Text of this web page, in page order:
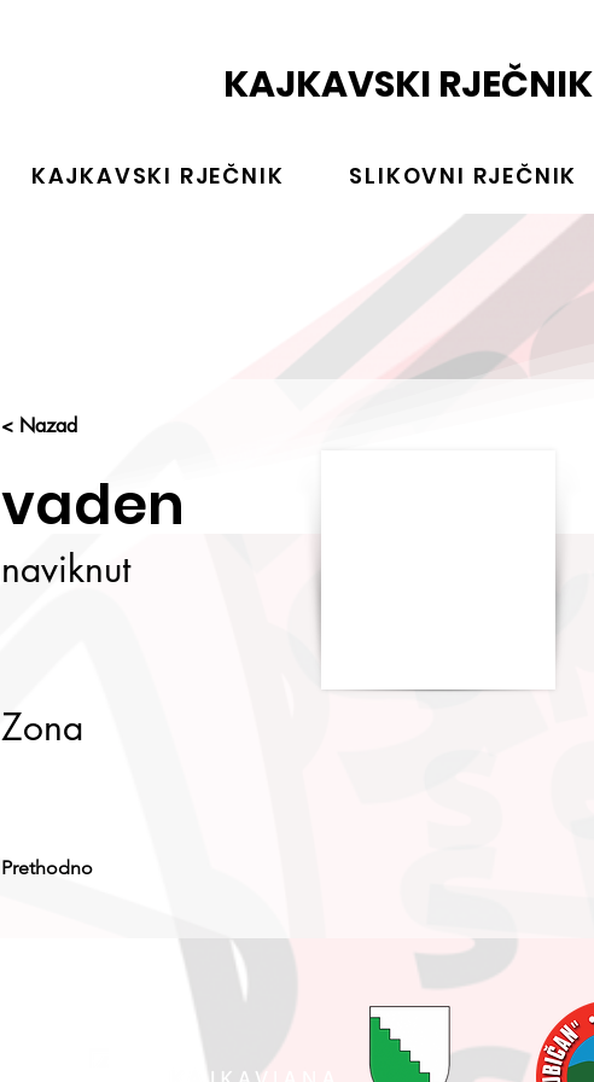
KAJKAVSKI RJEČNIK
KAJKAVSKI RJEČNIK SLIKOVNI RJEČNIK
< Nazad
vaden
naviknut
Zona
Prethodno